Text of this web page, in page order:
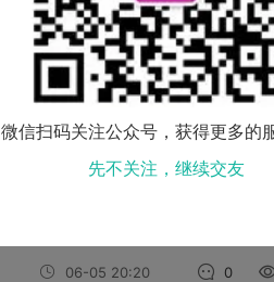
06-12 10:28 0
06-05 20:20 0
微信扫码关注公众号，获得更多的
先不关注，继续交友